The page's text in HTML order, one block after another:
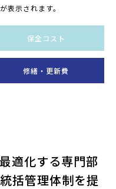
表示されます。
保全コスト
修繕・更新費
適化する専門部
括管理体制を提